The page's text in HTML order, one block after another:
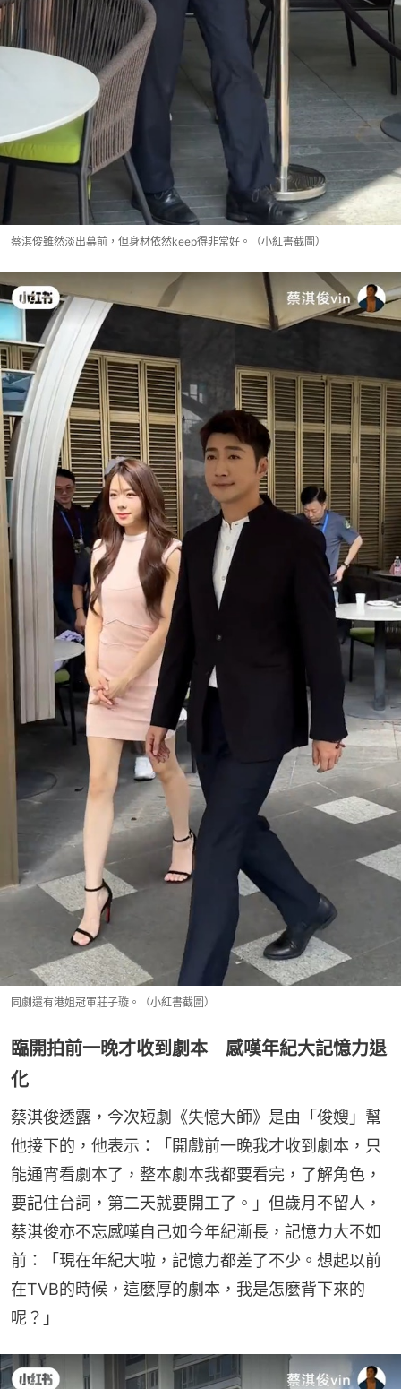
蔡淇俊雖然淡出幕前，但身材依然keep得非常好。（小紅書截圖）
同劇還有港姐冠軍莊子璇。（小紅書截圖）
臨開拍前一晚才收到劇本 感嘆年紀大記憶力退
化
蔡淇俊透露，今次短劇《失憶大師》是由「俊嫂」幫
他接下的，他表示：「開戲前一晚我才收到劇本，只
能通宵看劇本了，整本劇本我都要看完，了解角色，
要記住台詞，第二天就要開工了。」但歲月不留人，
蔡淇俊亦不忘感嘆自己如今年紀漸長，記憶力大不如
前：「現在年紀大啦，記憶力都差了不少。想起以前
在TVB的時候，這麼厚的劇本，我是怎麼背下來的
呢？」